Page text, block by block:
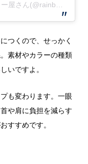
つくので、せっかく
素材やカラーの種類
いですよ。
も変わります。一眼
や肩に負担を減らす
すすめです。